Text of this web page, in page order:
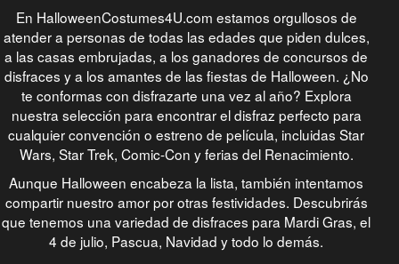
En HalloweenCostumes4U.com estamos orgullosos de
atender a personas de todas las edades que piden dulces,
a las casas embrujadas, a los ganadores de concursos de
disfraces y a los amantes de las fiestas de Halloween. ¿No
te conformas con disfrazarte una vez al año? Explora
nuestra selección para encontrar el disfraz perfecto para
cualquier convención o estreno de película, incluidas Star
Wars, Star Trek, Comic-Con y ferias del Renacimiento.
Aunque Halloween encabeza la lista, también intentamos
compartir nuestro amor por otras festividades. Descubrirás
que tenemos una variedad de disfraces para Mardi Gras, el
4 de julio, Pascua, Navidad y todo lo demás.